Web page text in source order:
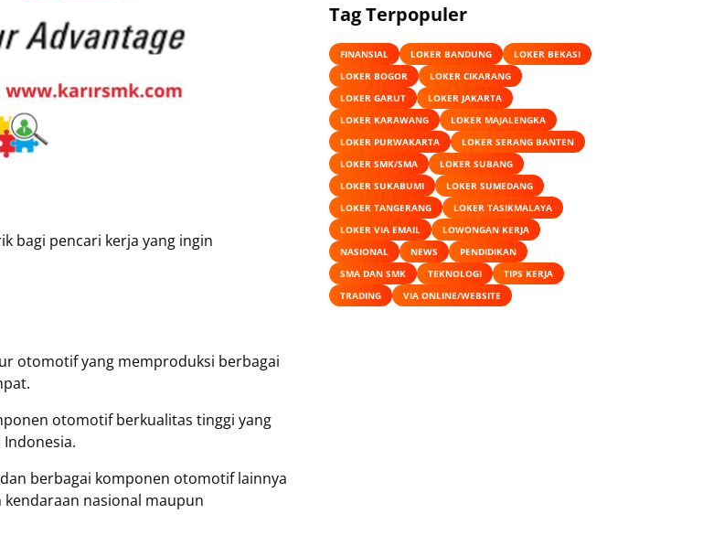
bagi pencari kerja yang ingin
otomotif yang memproduksi berbagai
otomotif berkualitas tinggi yang
berbagai komponen otomotif lainnya
nasional maupun
Tag Terpopuler
FINANSIAL LOKER BANDUNG
LOKER BEKASI
LOKER BOGOR
LOKER CIKARANG
LOKER GARUT
LOKER JAKARTA
LOKER KARAWANG
LOKER MAJALENGKA
LOKER PURWAKARTA
LOKER SERANG BANTEN
LOKER SMK/SMA
LOKER SUBANG
LOKER SUKABUMI
LOKER SUMEDANG
LOKER TANGERANG
LOKER TASIKMALAYA
LOKER VIA EMAIL
LOWONGAN KERJA
NASIONAL
NEWS
PENDIDIKAN
SMA DAN SMK
TEKNOLOGI
TIPS KERJA
TRADING
VIA ONLINE/WEBSITE